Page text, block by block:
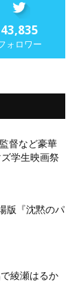
43,835
ォロワー
督など豪華
学生映画祭
版『沈黙のパ
綾瀬はるか